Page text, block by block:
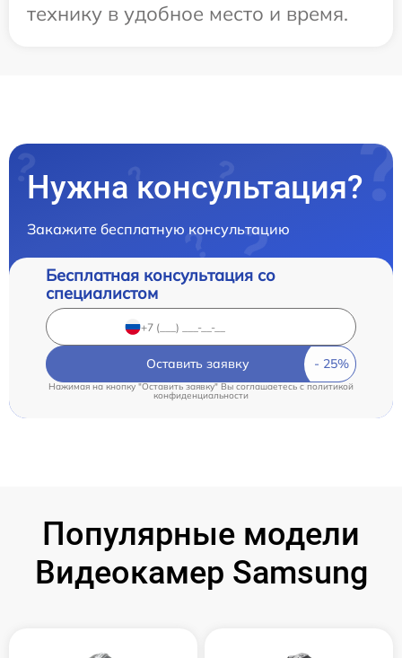
технику в удобное место и время.
Нужна консультация?
Закажите бесплатную консультацию
Бесплатная консультация со
специалистом
Оставить заявку
Нажимая на кнопку "Оставить заявку" Вы соглашаетесь c политикой
конфиденциальности
Популярные модели
Видеокамер Samsung